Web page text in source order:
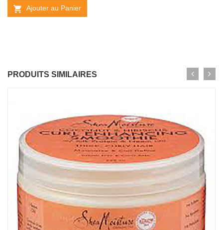
Ajouter au Panier
PRODUITS SIMILAIRES